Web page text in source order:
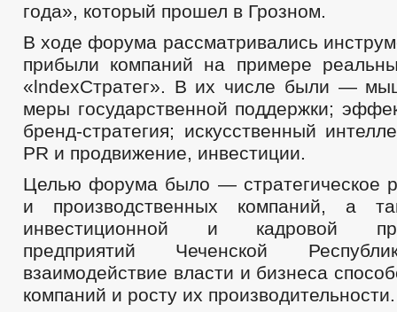
года», который прошел в Грозном.
В ходе форума рассматривались
прибыли компаний на примере
«lndexСтратег». В их числе были —
меры государственной поддержки;
бренд-стратегия; искусственный
PR и продвижение, инвестиции.
Целью форума было — стратегическое
и производственных компаний, а
инвестиционной и кадровой
предприятий Чеченской
взаимодействие власти и бизнеса
компаний и росту их производительности.